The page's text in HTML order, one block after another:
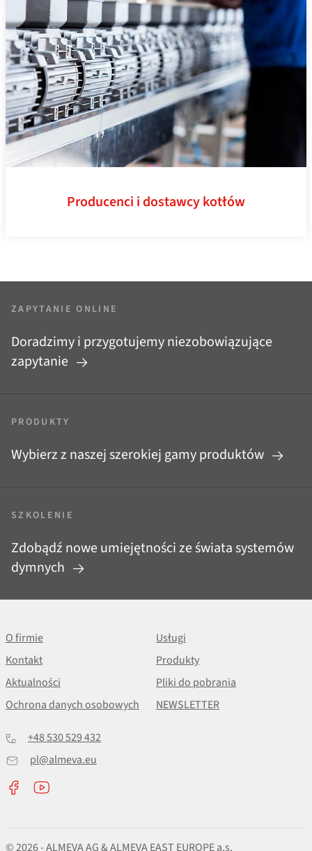
Producenci i dostawcy kotłów
ZAPYTANIE ONLINE
Doradzimy i przygotujemy niezobowiązujące
zapytanie
PRODUKTY
Wybierz z naszej szerokiej gamy produktów
SZKOLENIE
Zdobądź nowe umiejętności ze świata systemów
dymnych
O firmie
Usługi
Kontakt
Produkty
Aktualności
Pliki do pobrania
Ochrona danych osobowych
NEWSLETTER
+48 530 529 432
pl@almeva.eu
© 2026 - ALMEVA AG & ALMEVA EAST EUROPE a.s.